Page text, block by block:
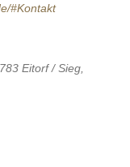
#Kontakt
Eitorf / Sieg,